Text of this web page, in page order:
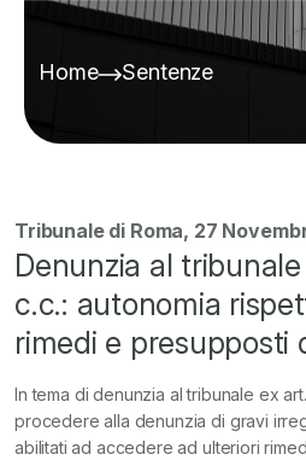
Home Sentenze
Tribunale di Roma, 27
Denunzia al
c.c.: autonomia
rimedi e presupposti
In tema di denunzia al tribunale ex
procedere alla denunzia di gravi
abilitati ad accedere ad ulteriori